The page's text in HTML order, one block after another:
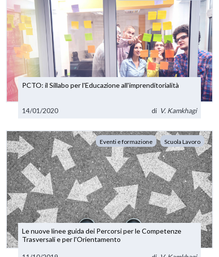
PCTO: il Sillabo per l'Educazione all'imprenditorialità
14/01/2020 di V. Kamkhagi
Eventi e formazione Scuola Lavoro
Le nuove linee guida dei Percorsi per le Competenze
Trasversali e per l'Orientamento